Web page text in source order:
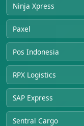
Ninja Xpress
Paxel
Pos Indonesia
RPX Logistics
SAP Express
Sentral Cargo